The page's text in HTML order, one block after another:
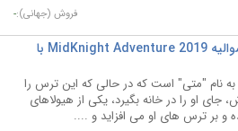
فروش (جهانی):-
دانلود فیلم ماجراجویی نیمه شوالیه MidKnight Adventure 2019 با
درباره کودکی 10 ساله به نام "متی" است که در حالی که این ترس را
جای او را در خانه بگیرد، یکی از هیولاهای
بر ترس های او می افزاید و ....